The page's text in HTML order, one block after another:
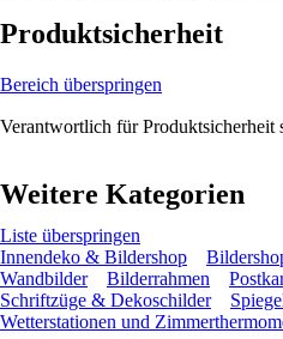
Produktsicherheit
Bereich überspringen
Verantwortlich für Produktsicherheit
Weitere Kategorien
Liste überspringen
Innendeko & Bildershop
Wandbilder
Bilderrahmen
Schriftzüge & Dekoschilder
Wetterstationen und